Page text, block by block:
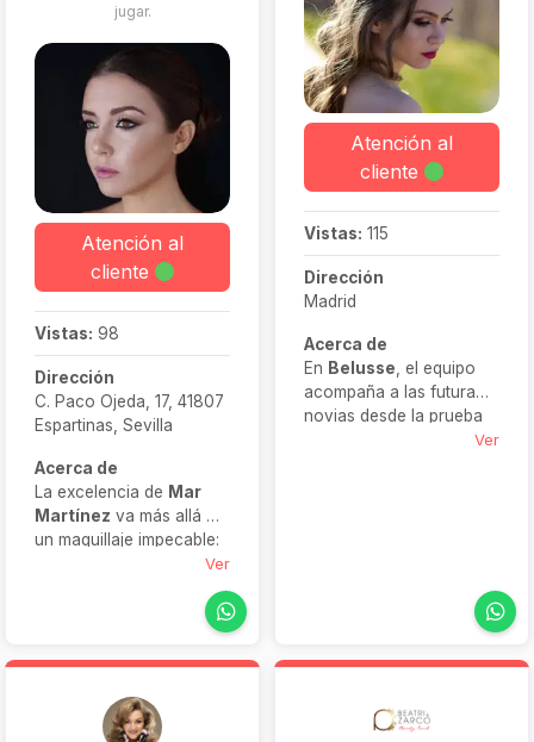
jugar.
Atención al
cliente
Vistas: 98
Dirección
C. Paco Ojeda, 17, 41807
Espartinas, Sevilla
Acerca de
La excelencia de Mar
Martínez va más allá de
un maquillaje impecable:
duraderos en bodas de
destination weddings. Su
experiencia en eventos
multiculturales (hindúes,
Ver
Atención al
cliente
Vistas: 115
Dirección
Madrid
Acerca de
En Belusse, el equipo
acompaña a las futuras
novias desde la prueba
hasta el reportaje final.
absoluta en cada detalle.
Ver